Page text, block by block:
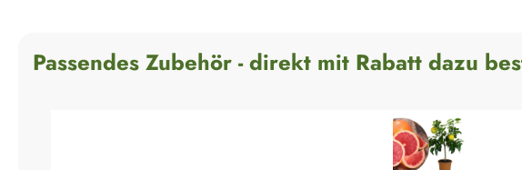
Passendes Zubehör - direkt mit Rabatt dazu